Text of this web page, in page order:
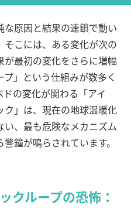
原因と結果の連鎖で動い
こには、ある変化が次の
最初の変化をさらに増幅
」という仕組みが数多く
の変化が関わる「アイ
」は、現在の地球温暖化
、最も危険なメカニズム
鐘が鳴らされています。
クループの恐怖：